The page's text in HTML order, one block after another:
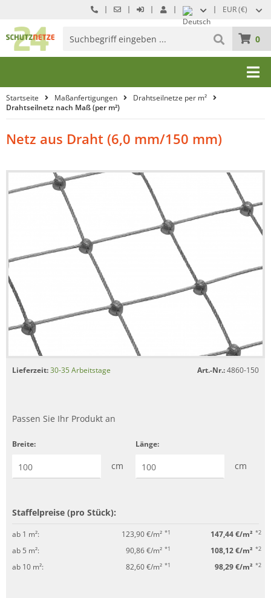
EUR (€)
0
Startseite Maßanfertigungen
Drahtseilnetze per m²
Drahtseilnetz nach Maß (per m²)
Netz aus Draht (6,0 mm/150 mm)
Lieferzeit:30-35 Arbeitstage Art.-Nr.:4860-150
Passen Sie Ihr Produkt an
Breite:
cm
Länge:
cm
Staffelpreise (pro Stück):
ab 1 m²: 123,90 €/m² *1 147,44 €/m² *2
ab 5 m²: 90,86 €/m² *1 108,12 €/m² *2
ab 10 m²: 82,60 €/m² *1 98,29 €/m² *2